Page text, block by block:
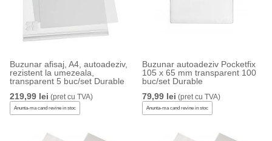
Buzunar afisaj, A4, autoadeziv,
rezistent la umezeala,
transparent 5 buc/set Durable
219,99 lei (pret cu TVA)
Anunta-ma cand revine in stoc
Buzunar autoadeziv Pocketfix
105 x 65 mm transparent 100
buc/set Durable
79,99 lei (pret cu TVA)
Anunta-ma cand revine in stoc